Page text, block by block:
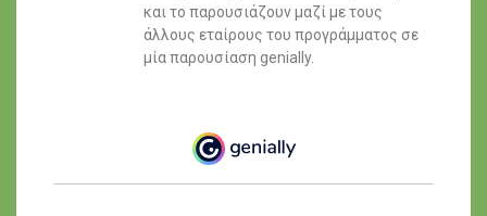
και το παρουσιάζουν μαζί με τους
άλλους εταίρους του προγράμματος σε
μία παρουσίαση genially.